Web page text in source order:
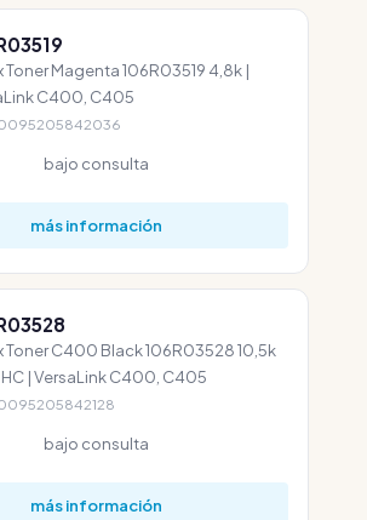
Toner Magenta 106R03519 4,8k |
C400, C405
0095205842036
bajo consulta
más información
Toner C400 Black 106R03528 10,5k
HC | VersaLink C400, C405
bajo consulta
más información